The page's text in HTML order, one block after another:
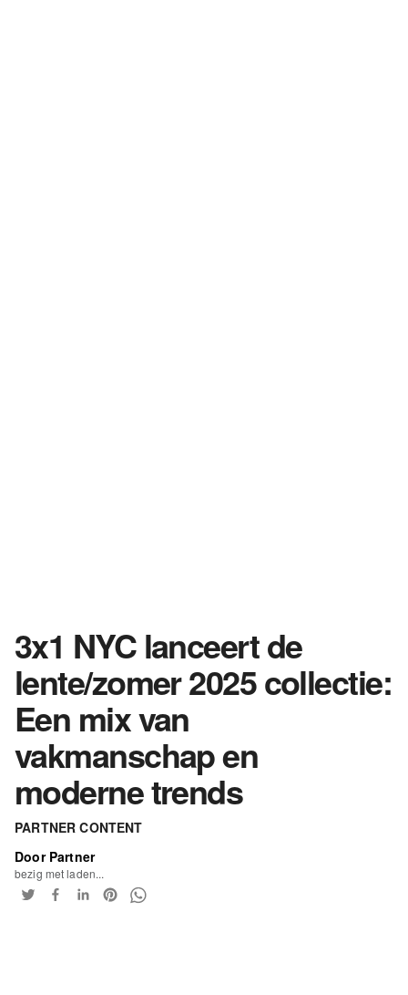
3x1 NYC lanceert de
lente/zomer 2025 collectie:
Een mix van
vakmanschap en
moderne trends
PARTNER CONTENT
Door Partner
bezig met laden...